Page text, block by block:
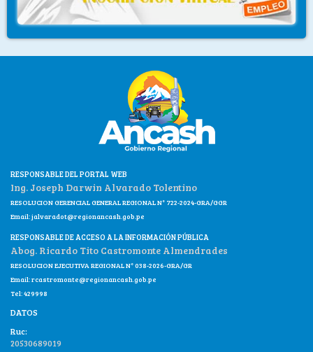
RESPONSABLE DEL PORTAL WEB
Ing. Joseph Darwin Alvarado Tolentino
RESOLUCION GERENCIAL GENERAL REGIONAL N° 722-2024-GRA/GGR
Email:jalvaradot@regionancash.gob.pe
RESPONSABLE DE ACCESO A LA INFORMACIÓN PÚBLICA
Abog. Ricardo Tito Castromonte Almendrades
RESOLUCION EJECUTIVA REGIONAL N° 038-2026-GRA/GR
Email:rcastromonte@regionancash.gob.pe
Tel: 429998
DATOS
Ruc:
20530689019